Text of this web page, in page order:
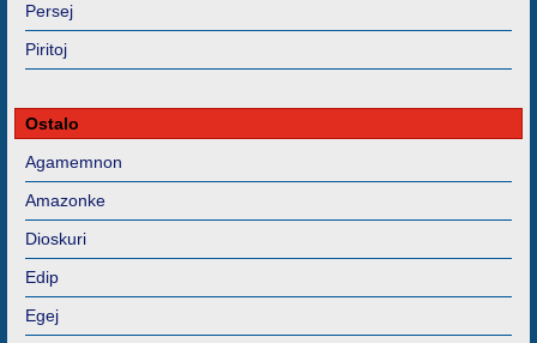
Persej
Piritoj
Ostalo
Agamemnon
Amazonke
Dioskuri
Edip
Egej